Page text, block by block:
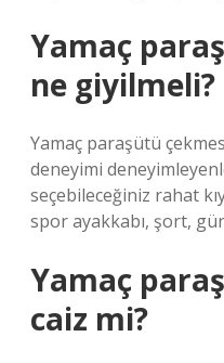
Yamaç
ne giyilmeli?
Yamaç paraşütü
deneyimi
seçebileceğiniz rahat
spor ayakkabı, şort,
Yamaç
caiz mi?